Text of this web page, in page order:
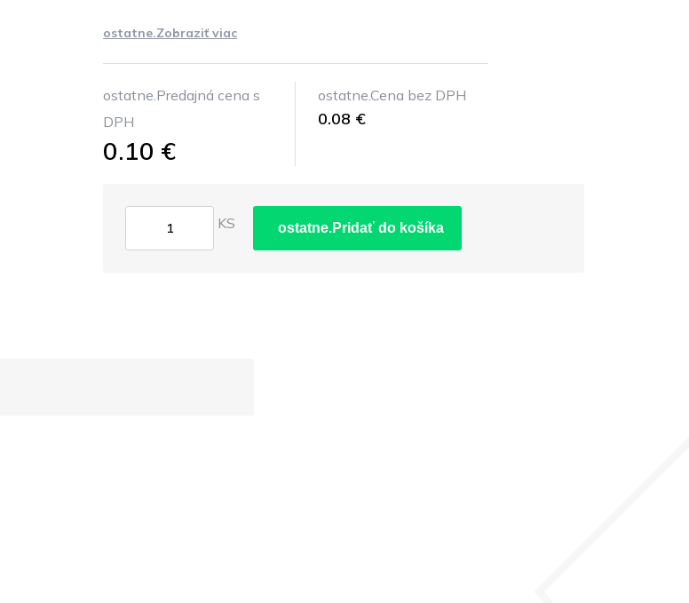
ostatne.Zobraziť viac
ostatne.Predajná cena s
DPH
0.10 €
ostatne.Cena bez DPH
0.08 €
KS ostatne.Pridať do košíka